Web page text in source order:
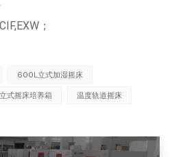
；
600L立式加湿摇床
式摇床培养箱 温度轨道摇床